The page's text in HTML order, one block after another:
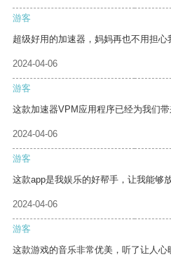
游客
超级好用的加速器，妈妈再也不用担心
2024-04-06
游客
这款加速器VPM应用程序已经为我们带
2024-04-06
游客
这款app是我娱乐的好帮手，让我能够
2024-04-06
游客
这款游戏的音乐非常优美，听了让人心